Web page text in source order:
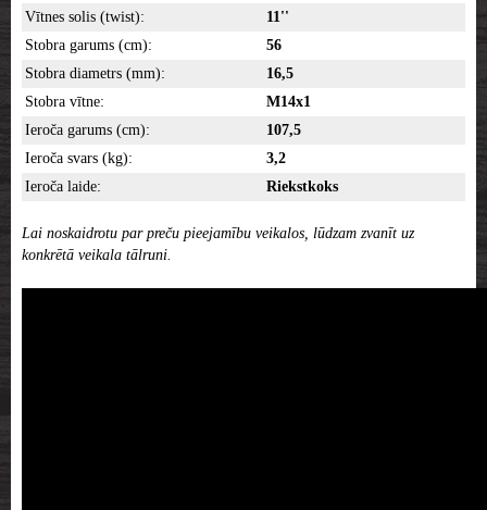
Vītnes solis (twist):
11''
Stobra garums (cm):
56
Stobra diametrs (mm):
16,5
Stobra vītne:
M14x1
Ieroča garums (cm):
107,5
Ieroča svars (kg):
3,2
Ieroča laide:
Riekstkoks
Lai noskaidrotu par preču pieejamību veikalos, lūdzam zvanīt uz
konkrētā veikala tālruni.